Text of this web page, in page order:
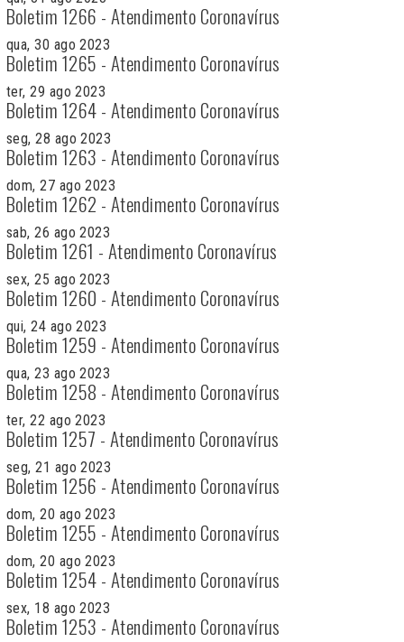
Boletim 1266 - Atendimento Coronavírus
qua, 30 ago 2023
Boletim 1265 - Atendimento Coronavírus
ter, 29 ago 2023
Boletim 1264 - Atendimento Coronavírus
seg, 28 ago 2023
Boletim 1263 - Atendimento Coronavírus
dom, 27 ago 2023
Boletim 1262 - Atendimento Coronavírus
sab, 26 ago 2023
Boletim 1261 - Atendimento Coronavírus
sex, 25 ago 2023
Boletim 1260 - Atendimento Coronavírus
qui, 24 ago 2023
Boletim 1259 - Atendimento Coronavírus
qua, 23 ago 2023
Boletim 1258 - Atendimento Coronavírus
ter, 22 ago 2023
Boletim 1257 - Atendimento Coronavírus
seg, 21 ago 2023
Boletim 1256 - Atendimento Coronavírus
dom, 20 ago 2023
Boletim 1255 - Atendimento Coronavírus
dom, 20 ago 2023
Boletim 1254 - Atendimento Coronavírus
sex, 18 ago 2023
Boletim 1253 - Atendimento Coronavírus